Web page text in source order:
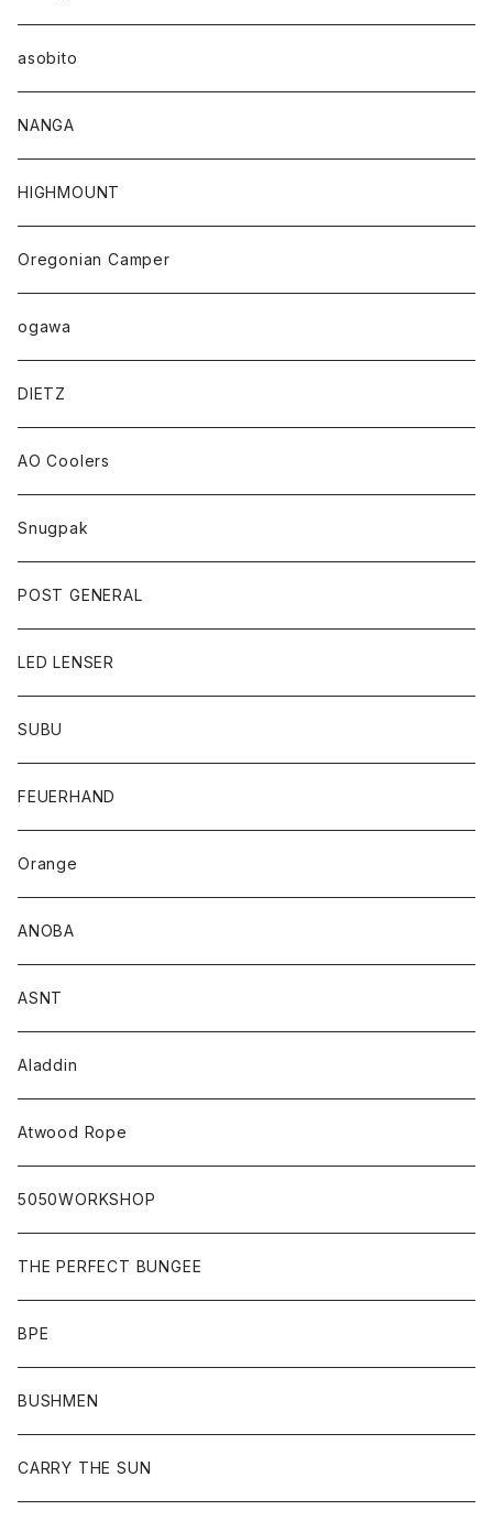
asobito
NANGA
HIGHMOUNT
Oregonian Camper
ogawa
DIETZ
AO Coolers
Snugpak
POST GENERAL
LED LENSER
SUBU
FEUERHAND
Orange
ANOBA
ASNT
Aladdin
Atwood Rope
5050WORKSHOP
THE PERFECT BUNGEE
BPE
BUSHMEN
CARRY THE SUN